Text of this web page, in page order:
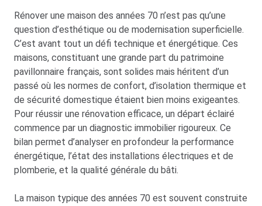
Rénover une maison des années 70 n’est pas qu’une
question d’esthétique ou de modernisation superficielle.
C’est avant tout un défi technique et énergétique. Ces
maisons, constituant une grande part du patrimoine
pavillonnaire français, sont solides mais héritent d’un
passé où les normes de confort, d’isolation thermique et
de sécurité domestique étaient bien moins exigeantes.
Pour réussir une rénovation efficace, un départ éclairé
commence par un diagnostic immobilier rigoureux. Ce
bilan permet d’analyser en profondeur la performance
énergétique, l’état des installations électriques et de
plomberie, et la qualité générale du bâti.
La maison typique des années 70 est souvent construite